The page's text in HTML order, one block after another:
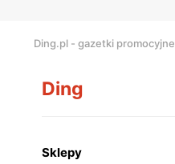
Ding.pl - gazetki promocyjne
Ding
Sklepy